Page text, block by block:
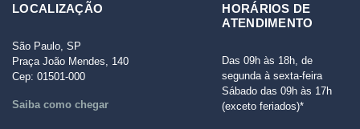
LOCALIZAÇÃO
São Paulo, SP
Praça João Mendes, 140
Cep: 01501-000
Saiba como chegar
HORÁRIOS DE
ATENDIMENTO
Das 09h às 18h, de
segunda à sexta-feira
Sábado das 09h às 17h
(exceto feriados)*